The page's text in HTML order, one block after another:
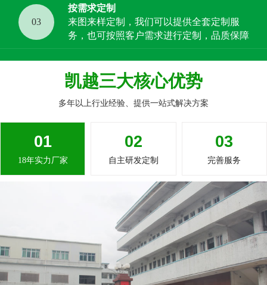
03
按需求定制
来图来样定制，我们可以提供全套定制服
务，也可按照客户需求进行定制，品质保障
凯越三大核心优势
多年以上行业经验、提供一站式解决方案
01
18年实力厂家
02
自主研发定制
03
完善服务